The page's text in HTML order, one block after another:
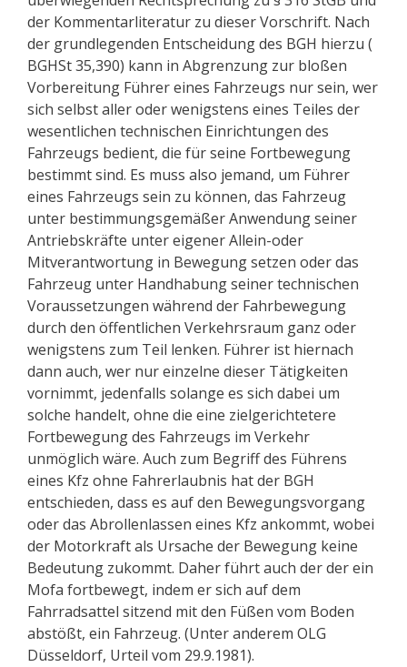
der Kommentarliteratur zu dieser Vorschrift. Nach
der grundlegenden Entscheidung des BGH hierzu (
BGHSt 35,390) kann in Abgrenzung zur bloßen
Vorbereitung Führer eines Fahrzeugs nur sein, wer
sich selbst aller oder wenigstens eines Teiles der
wesentlichen technischen Einrichtungen des
Fahrzeugs bedient, die für seine Fortbewegung
bestimmt sind. Es muss also jemand, um Führer
eines Fahrzeugs sein zu können, das Fahrzeug
unter bestimmungsgemäßer Anwendung seiner
Antriebskräfte unter eigener Allein-oder
Mitverantwortung in Bewegung setzen oder das
Fahrzeug unter Handhabung seiner technischen
Voraussetzungen während der Fahrbewegung
durch den öffentlichen Verkehrsraum ganz oder
wenigstens zum Teil lenken. Führer ist hiernach
dann auch, wer nur einzelne dieser Tätigkeiten
vornimmt, jedenfalls solange es sich dabei um
solche handelt, ohne die eine zielgerichtetere
Fortbewegung des Fahrzeugs im Verkehr
unmöglich wäre. Auch zum Begriff des Führens
eines Kfz ohne Fahrerlaubnis hat der BGH
entschieden, dass es auf den Bewegungsvorgang
oder das Abrollenlassen eines Kfz ankommt, wobei
der Motorkraft als Ursache der Bewegung keine
Bedeutung zukommt. Daher führt auch der der ein
Mofa fortbewegt, indem er sich auf dem
Fahrradsattel sitzend mit den Füßen vom Boden
abstößt, ein Fahrzeug. (Unter anderem OLG
Düsseldorf, Urteil vom 29.9.1981).